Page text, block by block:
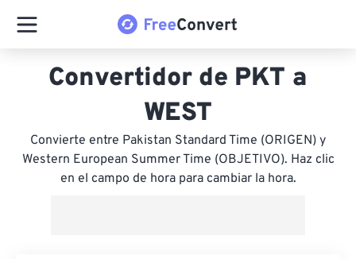
Convertidor de PKT a
WEST
Convierte entre Pakistan Standard Time (ORIGEN) y
Western European Summer Time (OBJETIVO). Haz clic
en el campo de hora para cambiar la hora.